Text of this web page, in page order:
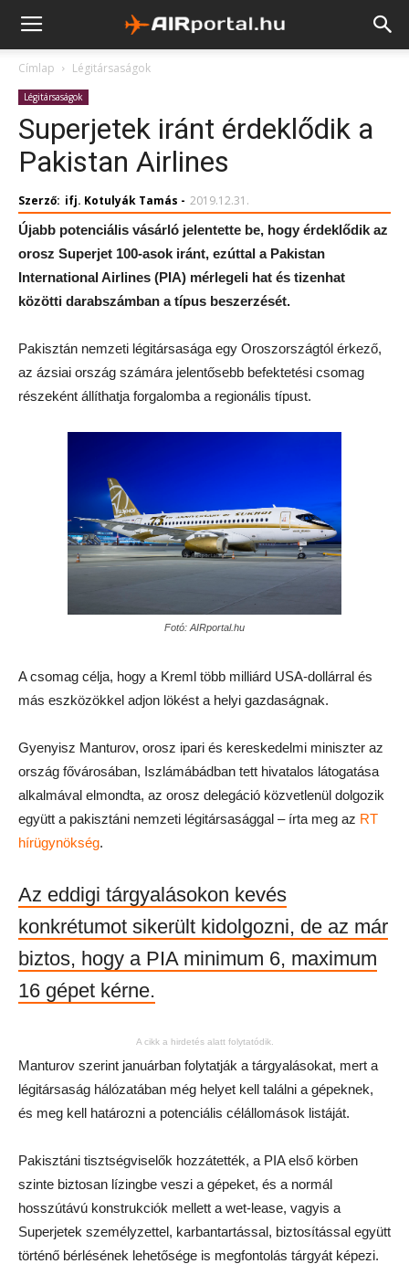
Címlap Légitársaságok
Légitársaságok
Superjetek iránt érdeklődik a
Pakistan Airlines
Szerző: ifj. Kotulyák Tamás - 2019.12.31.
Újabb potenciális vásárló jelentette be, hogy érdeklődik az
orosz Superjet 100-asok iránt, ezúttal a Pakistan
International Airlines (PIA) mérlegeli hat és tizenhat
közötti darabszámban a típus beszerzését.
Pakisztán nemzeti légitársasága egy Oroszországtól érkező,
az ázsiai ország számára jelentősebb befektetési csomag
részeként állíthatja forgalomba a regionális típust.
Fotó: AIRportal.hu
A csomag célja, hogy a Kreml több milliárd USA-dollárral és
más eszközökkel adjon lökést a helyi gazdaságnak.
Gyenyisz Manturov, orosz ipari és kereskedelmi miniszter az
ország fővárosában, Iszlámábádban tett hivatalos látogatása
alkalmával elmondta, az orosz delegáció közvetlenül dolgozik
együtt a pakisztáni nemzeti légitársasággal – írta meg az RT
hírügynökség.
Az eddigi tárgyalásokon kevés
konkrétumot sikerült kidolgozni, de az már
biztos, hogy a PIA minimum 6, maximum
16 gépet kérne.
A cikk a hirdetés alatt folytatódik.
Manturov szerint januárban folytatják a tárgyalásokat, mert a
légitársaság hálózatában még helyet kell találni a gépeknek,
és meg kell határozni a potenciális célállomások listáját.
Pakisztáni tisztségviselők hozzátették, a PIA első körben
szinte biztosan lízingbe veszi a gépeket, és a normál
hosszútávú konstrukciók mellett a wet-lease, vagyis a
Superjetek személyzettel, karbantartással, biztosítással együtt
történő bérlésének lehetősége is megfontolás tárgyát képezi.